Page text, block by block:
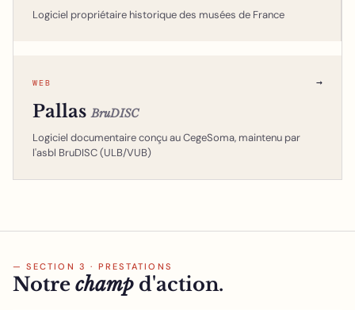
Logiciel propriétaire historique des musées de France
WEB →
PallasBruDISC
Logiciel documentaire conçu au CegeSoma, maintenu par
l'asbl BruDISC (ULB/VUB)
— SECTION 3 · PRESTATIONS
Notre champ d'action.